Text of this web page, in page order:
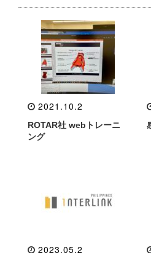
2021.10.2
ROTAR社 webトレーニ
ング
2023.05.2